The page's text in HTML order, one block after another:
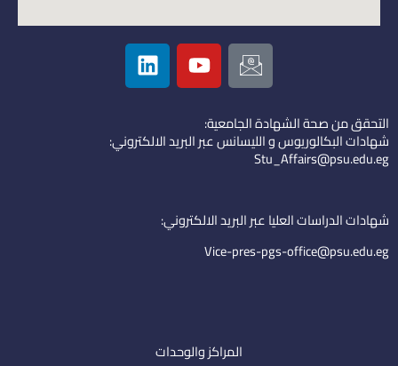
I
c
o
n
-
e
i
l
Y
o
u
u
b
L
i
n
e
d
التحقق من صحة الشهادة الجامعية:
شهادات البكالوريوس و الليسانس عبر البريد الالكتروني:
Stu_Affairs@psu.edu.eg
شهادات الدراسات العليا عبر البريد الالكتروني:
Vice-pres-pgs-office@psu.edu.eg
المراكز والوحدات